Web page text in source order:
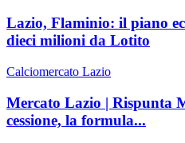
Lazio, Flaminio: il piano
dieci milioni da Lotito
Calciomercato Lazio
Mercato Lazio | Rispunta
cessione, la formula...